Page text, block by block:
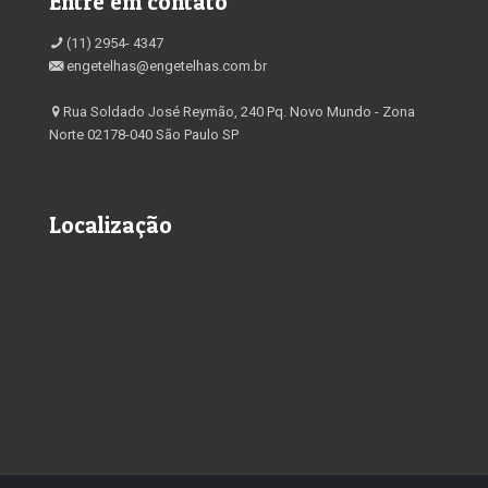
(11) 2954- 4347
engetelhas@engetelhas.com.br
Rua Soldado José Reymão, 240 Pq. Novo Mundo - Zona
Norte 02178-040 São Paulo SP
Localização